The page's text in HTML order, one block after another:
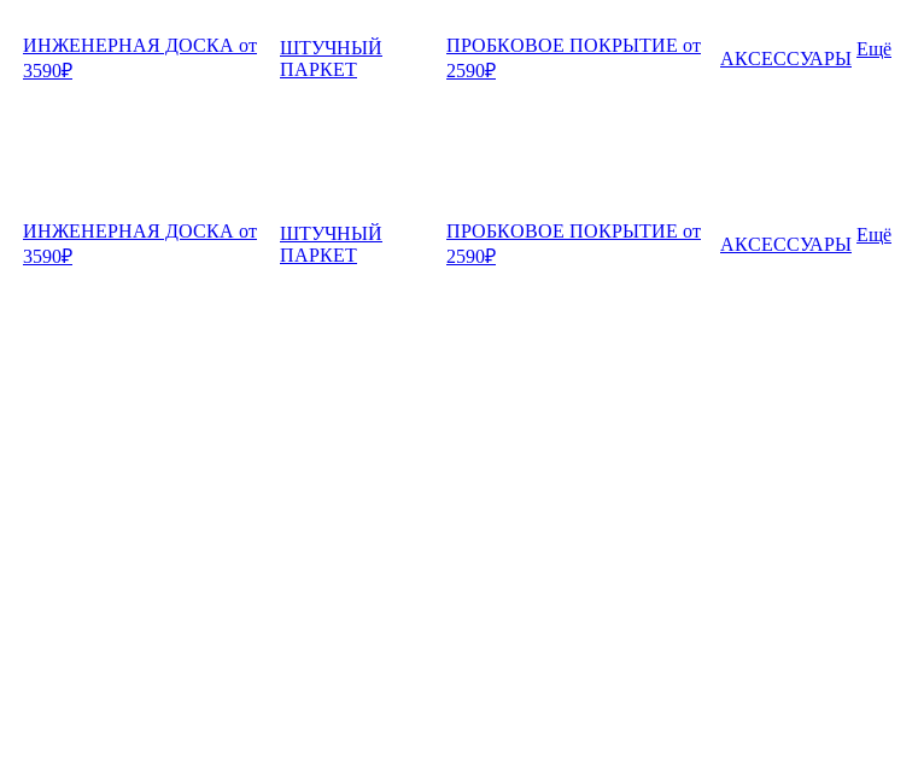
ИНЖЕНЕРНАЯ ДОСКА от
3590₽
ШТУЧНЫЙ
ПАРКЕТ
ПРОБКОВОЕ ПОКРЫТИЕ от
2590₽
АКСЕССУАРЫ Ещё
ИНЖЕНЕРНАЯ ДОСКА от
3590₽
ШТУЧНЫЙ
ПАРКЕТ
ПРОБКОВОЕ ПОКРЫТИЕ от
2590₽
АКСЕССУАРЫ Ещё